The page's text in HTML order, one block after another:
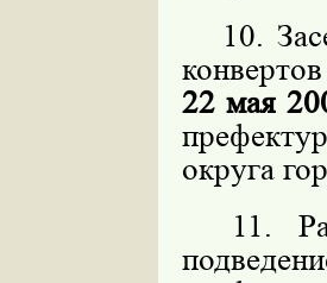
10.
22 мая
округа
11.